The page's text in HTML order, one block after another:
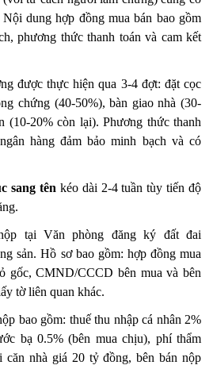
dung hợp đồng mua bán bao gồm
phương thức thanh toán và cam kết
được thực hiện qua 3-4 đợt: đặt cọc
chứng (40-50%), bàn giao nhà (30-
(10-20% còn lại). Phương thức thanh
hàng đảm bảo minh bạch và có
sang tên kéo dài 2-4 tuần tùy tiến độ
tại Văn phòng đăng ký đất đai
sản. Hồ sơ bao gồm: hợp đồng mua
gốc, CMND/CCCD bên mua và bên
tờ liên quan khác.
bao gồm: thuế thu nhập cá nhân 2%
bạ 0.5% (bên mua chịu), phí thẩm
nhà giá 20 tỷ đồng, bên bán nộp